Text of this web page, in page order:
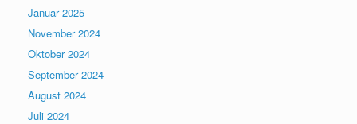
Januar 2025
November 2024
Oktober 2024
September 2024
August 2024
Juli 2024